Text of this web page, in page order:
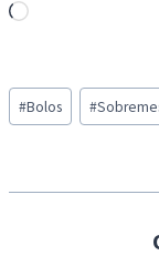
L
d
i
g
Post
Tags:
#Bolos #